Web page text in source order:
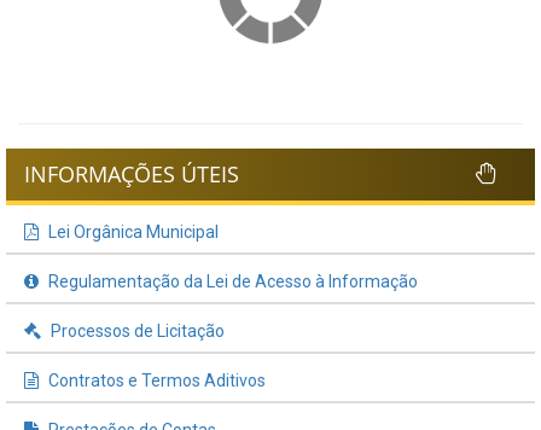
INFORMAÇÕES ÚTEIS
Lei Orgânica Municipal
Regulamentação da Lei de Acesso à Informação
Processos de Licitação
Contratos e Termos Aditivos